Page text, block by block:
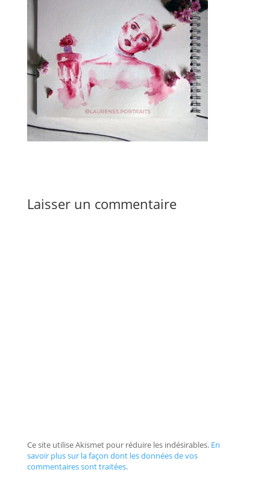
Laisser un commentaire
Ce site utilise Akismet pour réduire les indésirables. En
savoir plus sur la façon dont les données de vos
commentaires sont traitées.